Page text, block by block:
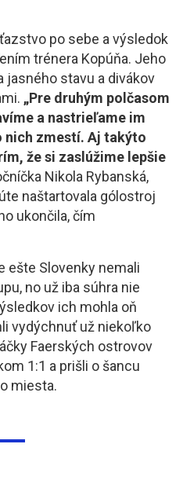
po sebe a výsledok
trénera Kopúňa. Jeho
jasného stavu a divákov
„Pre druhým polčasom
a nastrieľame im
zmestí. Aj takýto
že si zaslúžime lepšie
Nikola Rybanská,
naštartovala gólostroj
ukončila, čím
ešte Slovenky nemali
no už iba súhra nie
ich mohla oň
vydýchnuť už niekoľko
Faerských ostrovov
1:1 a prišli o šancu
miesta.